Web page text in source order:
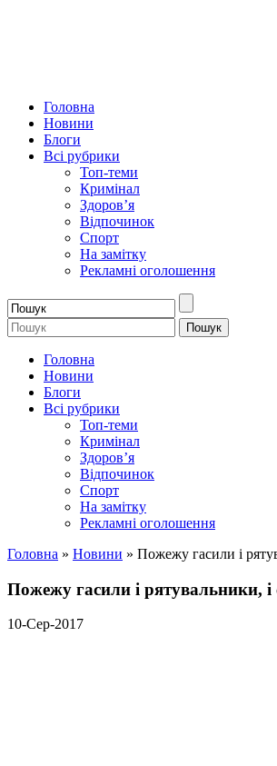
Головна
Новини
Блоги
Всі рубрики
Топ-теми
Кримінал
Здоров’я
Відпочинок
Спорт
На замітку
Рекламні оголошення
Головна
Новини
Блоги
Всі рубрики
Топ-теми
Кримінал
Здоров’я
Відпочинок
Спорт
На замітку
Рекламні оголошення
Головна » Новини » Пожежу гасили і
Пожежу гасили і рятувальники, і
10-Сер-2017